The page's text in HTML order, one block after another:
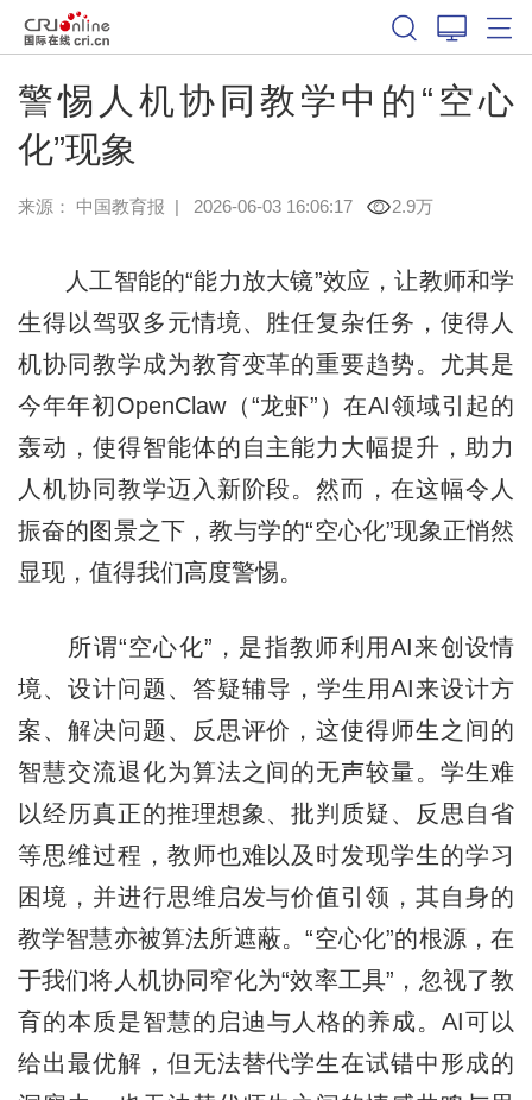
警惕人机协同教学中的“空心
化”现象
来源： 中国教育报 | 2026-06-03 16:06:17 2.9万
人工智能的“能力放大镜”效应，让教师和学
生得以驾驭多元情境、胜任复杂任务，使得人
机协同教学成为教育变革的重要趋势。尤其是
今年年初OpenClaw（“龙虾”）在AI领域引起的
轰动，使得智能体的自主能力大幅提升，助力
人机协同教学迈入新阶段。然而，在这幅令人
振奋的图景之下，教与学的“空心化”现象正悄然
显现，值得我们高度警惕。
所谓“空心化”，是指教师利用AI来创设情
境、设计问题、答疑辅导，学生用AI来设计方
案、解决问题、反思评价，这使得师生之间的
智慧交流退化为算法之间的无声较量。学生难
以经历真正的推理想象、批判质疑、反思自省
等思维过程，教师也难以及时发现学生的学习
困境，并进行思维启发与价值引领，其自身的
教学智慧亦被算法所遮蔽。“空心化”的根源，在
于我们将人机协同窄化为“效率工具”，忽视了教
育的本质是智慧的启迪与人格的养成。AI可以
给出最优解，但无法替代学生在试错中形成的